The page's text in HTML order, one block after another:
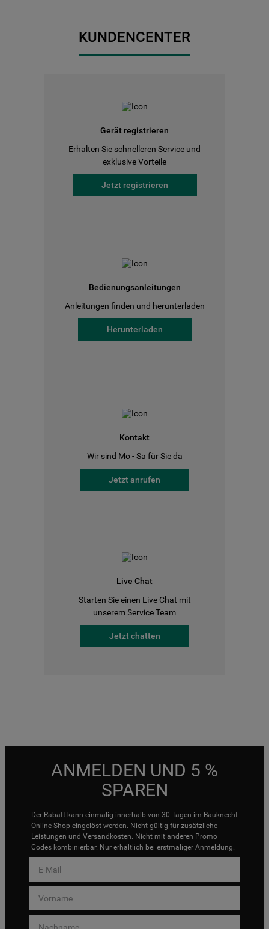
KUNDENCENTER
Gerät registrieren
Erhalten Sie schnelleren Service und
exklusive Vorteile
Jetzt registrieren
Bedienungsanleitungen
Anleitungen finden und herunterladen
Herunterladen
Kontakt
Wir sind Mo - Sa für Sie da
Jetzt anrufen
Live Chat
Starten Sie einen Live Chat mit
unserem Service Team
Jetzt chatten
ANMELDEN UND 5 %
SPAREN
Der Rabatt kann einmalig innerhalb von 30 Tagen im Bauknecht
Online-Shop eingelöst werden. Nicht gültig für zusätzliche
Leistungen und Versandkosten. Nicht mit anderen Promo
Codes kombinierbar. Nur erhältlich bei erstmaliger Anmeldung.